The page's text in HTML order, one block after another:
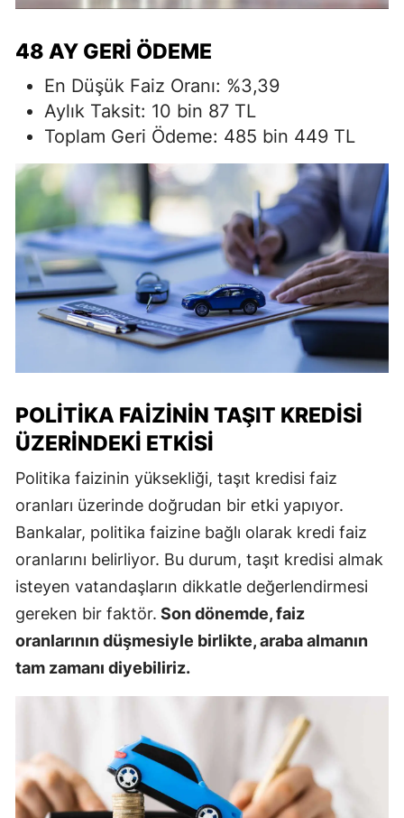
48 AY GERI ÖDEME
En Düşük Faiz Oranı: %3,39
Aylık Taksit: 10 bin 87 TL
Toplam Geri Ödeme: 485 bin 449 TL
POLITIKA FAIZININ TAŞIT KREDISI
ÜZERINDEKI ETKISI
Politika faizinin yüksekliği, taşıt kredisi faiz
oranları üzerinde doğrudan bir etki yapıyor.
Bankalar, politika faizine bağlı olarak kredi faiz
oranlarını belirliyor. Bu durum, taşıt kredisi almak
isteyen vatandaşların dikkatle değerlendirmesi
gereken bir faktör. Son dönemde, faiz
oranlarının düşmesiyle birlikte, araba almanın
tam zamanı diyebiliriz.